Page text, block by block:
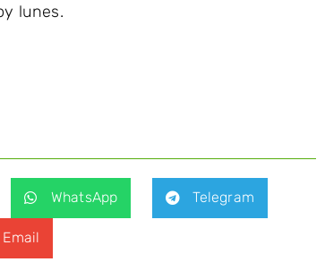
lunes.
WhatsApp Telegram
Email